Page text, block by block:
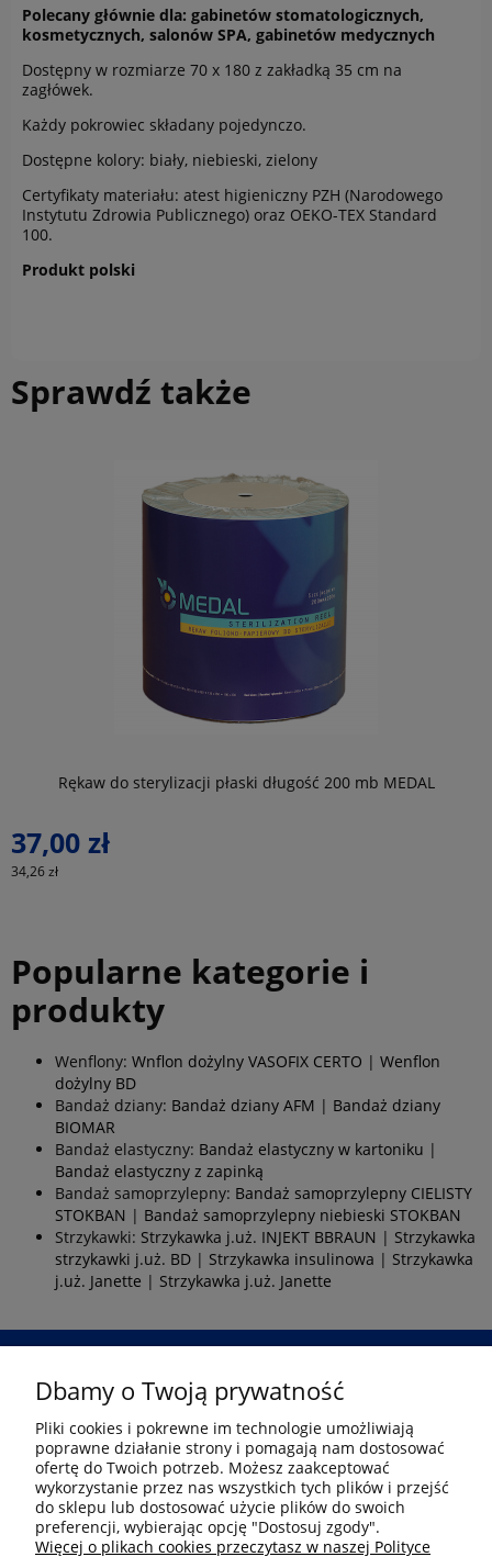
Polecany głównie dla: gabinetów stomatologicznych,
kosmetycznych, salonów SPA, gabinetów medycznych
Dostępny w rozmiarze 70 x 180 z zakładką 35 cm na
zagłówek.
Każdy pokrowiec składany pojedynczo.
Dostępne kolory: biały, niebieski, zielony
Certyfikaty materiału: atest higieniczny PZH (Narodowego
Instytutu Zdrowia Publicznego) oraz OEKO-TEX Standard
100.
Produkt polski
Sprawdź także
Rękaw do sterylizacji płaski długość 200 mb MEDAL
37,00 zł
34,26 zł
Popularne kategorie i
produkty
Wenflony: Wnflon dożylny VASOFIX CERTO | Wenflon
dożylny BD
Bandaż dziany: Bandaż dziany AFM | Bandaż dziany
BIOMAR
Bandaż elastyczny: Bandaż elastyczny w kartoniku |
Bandaż elastyczny z zapinką
Bandaż samoprzylepny: Bandaż samoprzylepny CIELISTY
STOKBAN | Bandaż samoprzylepny niebieski STOKBAN
Strzykawki: Strzykawka j.uż. INJEKT BBRAUN | Strzykawka
strzykawki j.uż. BD | Strzykawka insulinowa | Strzykawka
j.uż. Janette | Strzykawka j.uż. Janette
Przejdź
Informacje
Płatność i dostawa
Dbamy o Twoją prywatność
Pliki cookies i pokrewne im technologie umożliwiają
poprawne działanie strony i pomagają nam dostosować
ofertę do Twoich potrzeb. Możesz zaakceptować
wykorzystanie przez nas wszystkich tych plików i przejść
do sklepu lub dostosować użycie plików do swoich
preferencji, wybierając opcję "Dostosuj zgody".
Więcej o plikach cookies przeczytasz w naszej Polityce